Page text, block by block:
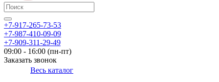
+7-917-265-73-53
+7-987-410-09-09
+7-909-311-29-49
09:00 - 16:00 (пн-пт)
Заказать звонок
Весь каталог